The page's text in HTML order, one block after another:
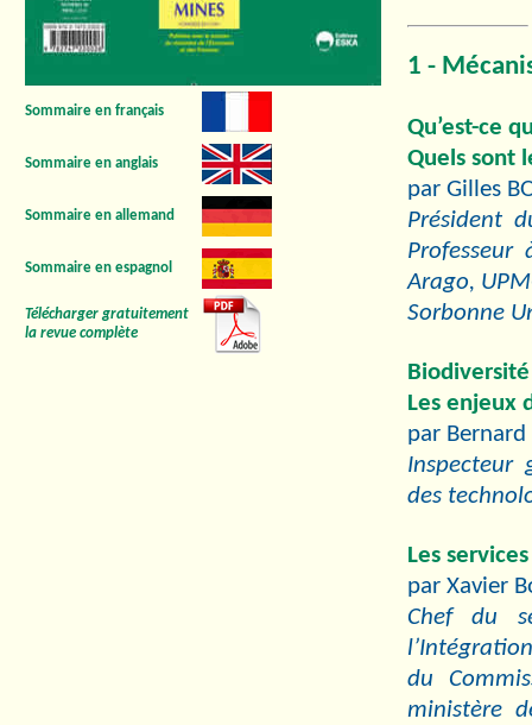
Sommaire en français
Sommaire en anglais
Sommaire en allemand
Sommaire en espagnol
Télécharger gratuitement
la revue complète
1 -
Qu’est-ce
Quels sont
par Gilles
Président
Professeur
Arago,
Sorbonne
Les enjeux
par Bernard
Inspecteur
des
Les
par Xavier
Chef du
du
ministère